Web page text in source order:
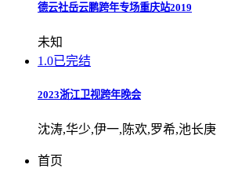
德云社岳云鹏跨年专场重庆站2019
未知
1.0已完结
2023浙江卫视跨年晚会
沈涛,华少,伊一,陈欢,罗希,池长庚
首页